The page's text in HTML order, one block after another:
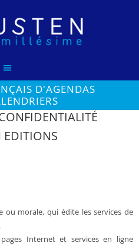
D'AGENDAS
EDITIONS
ou morale, qui édite les services de
pages Internet et services en ligne